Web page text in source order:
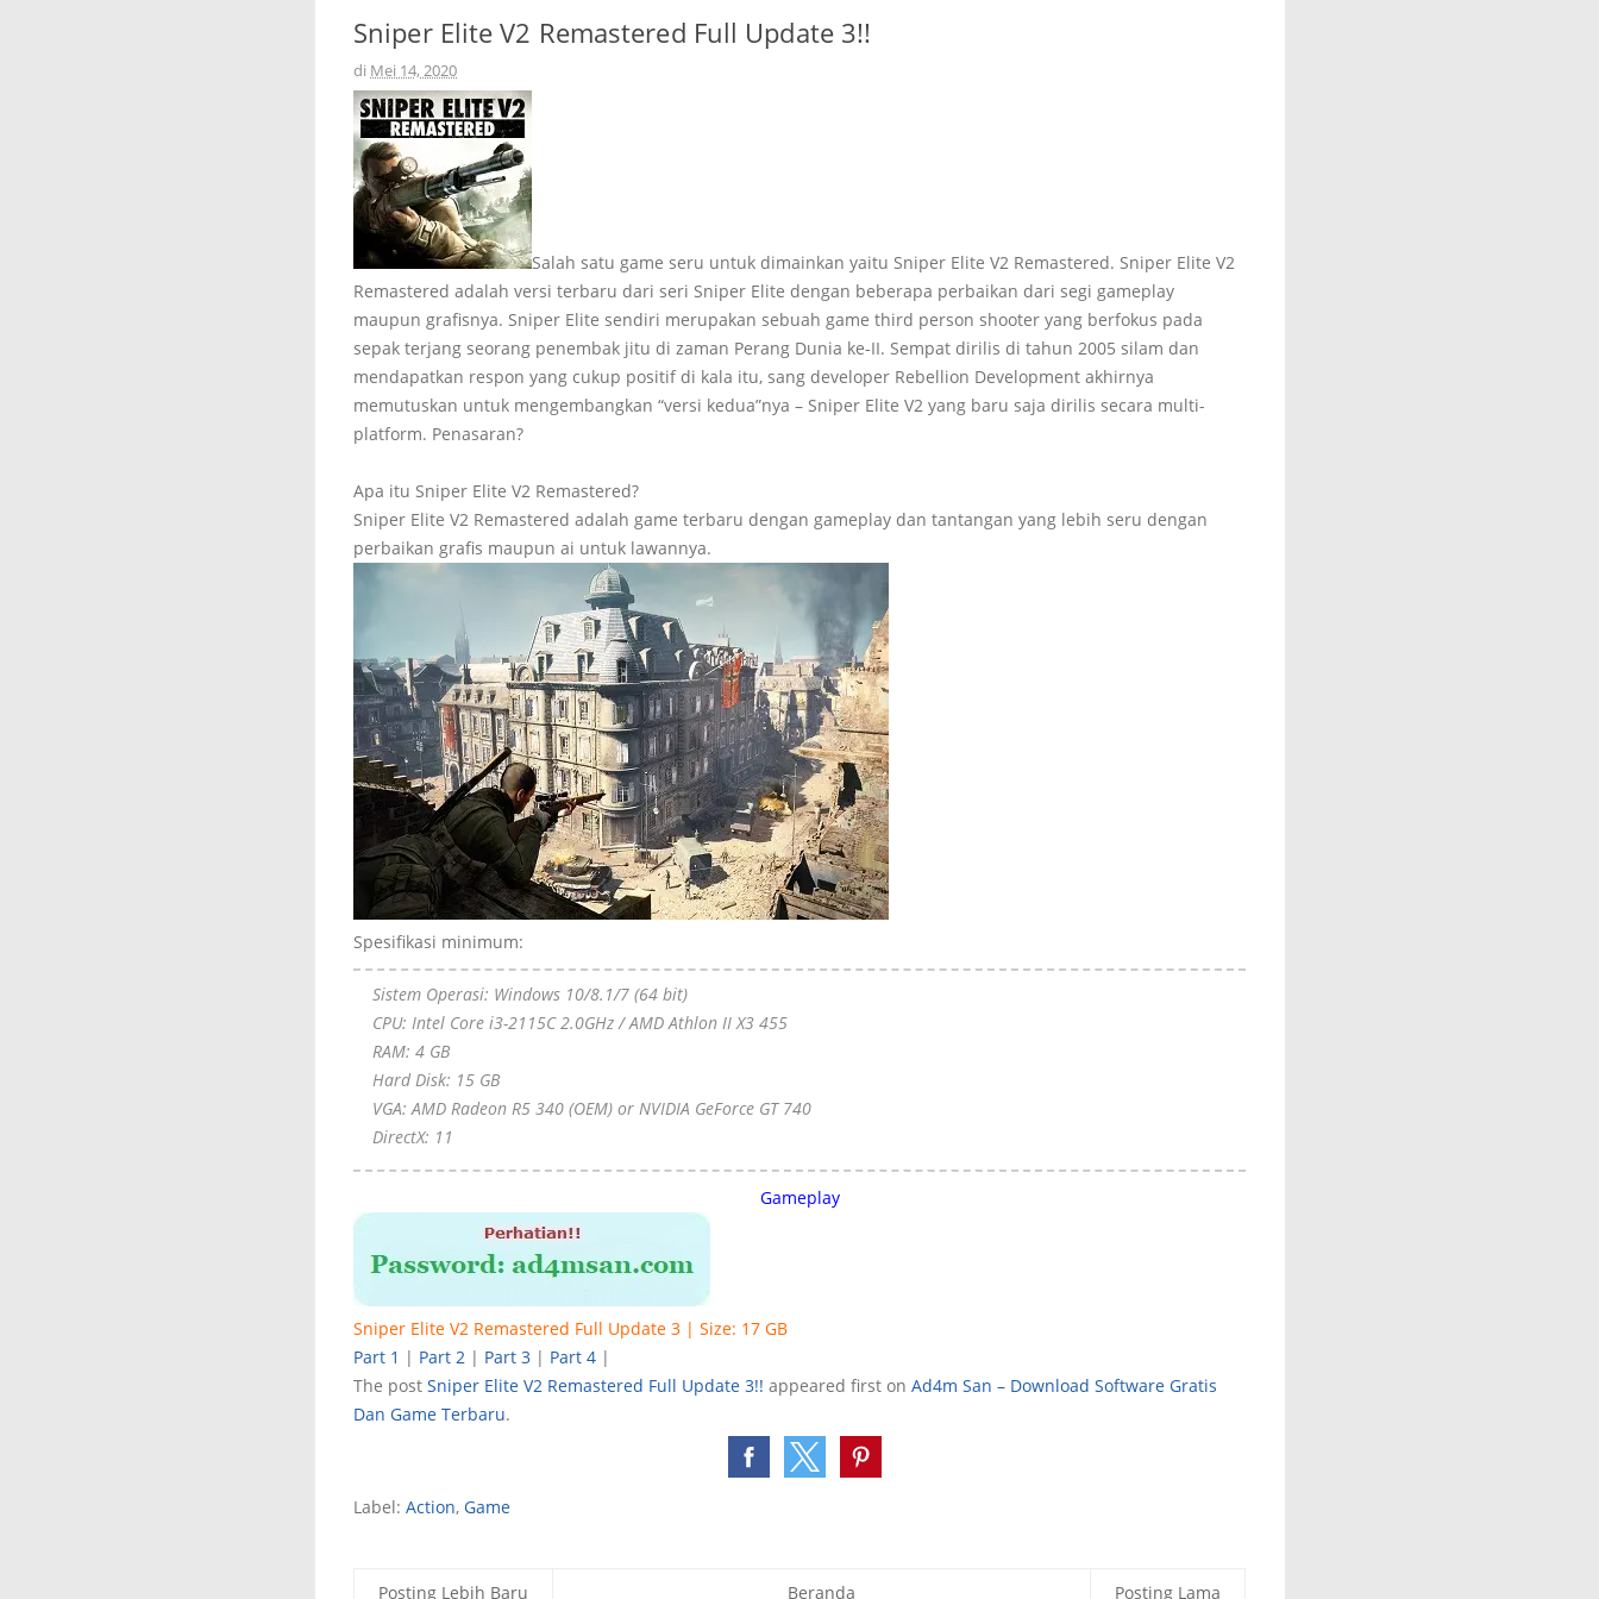
Sniper Elite V2 Remastered Full Update 3!!
di Mei 14, 2020
Salah satu game seru untuk dimainkan yaitu Sniper Elite V2 Remastered. Sniper Elite V2
Remastered adalah versi terbaru dari seri Sniper Elite dengan beberapa perbaikan dari segi gameplay
maupun grafisnya. Sniper Elite sendiri merupakan sebuah game third person shooter yang berfokus pada
sepak terjang seorang penembak jitu di zaman Perang Dunia ke-II. Sempat dirilis di tahun 2005 silam dan
mendapatkan respon yang cukup positif di kala itu, sang developer Rebellion Development akhirnya
memutuskan untuk mengembangkan “versi kedua”nya – Sniper Elite V2 yang baru saja dirilis secara multi-
platform. Penasaran?
Apa itu Sniper Elite V2 Remastered?
Sniper Elite V2 Remastered adalah game terbaru dengan gameplay dan tantangan yang lebih seru dengan
perbaikan grafis maupun ai untuk lawannya.
Spesifikasi minimum:
Sistem Operasi: Windows 10/8.1/7 (64 bit)
CPU: Intel Core i3-2115C 2.0GHz / AMD Athlon II X3 455
RAM: 4 GB
Hard Disk: 15 GB
VGA: AMD Radeon R5 340 (OEM) or NVIDIA GeForce GT 740
DirectX: 11
Gameplay
Sniper Elite V2 Remastered Full Update 3 | Size: 17 GB
Part 1 | Part 2 | Part 3 | Part 4 |
The post Sniper Elite V2 Remastered Full Update 3!! appeared first on Ad4m San – Download Software Gratis
Dan Game Terbaru.
Label: Action, Game
Posting Lebih Baru Posting Lama
Beranda